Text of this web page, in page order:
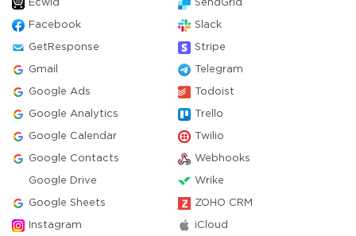
Ecwid SendGrid
Facebook Slack
GetResponse Stripe
Gmail Telegram
Google Ads Todoist
Google Analytics Trello
Google Calendar Twilio
Google Contacts Webhooks
Google Drive Wrike
Google Sheets ZOHO CRM
Instagram iCloud